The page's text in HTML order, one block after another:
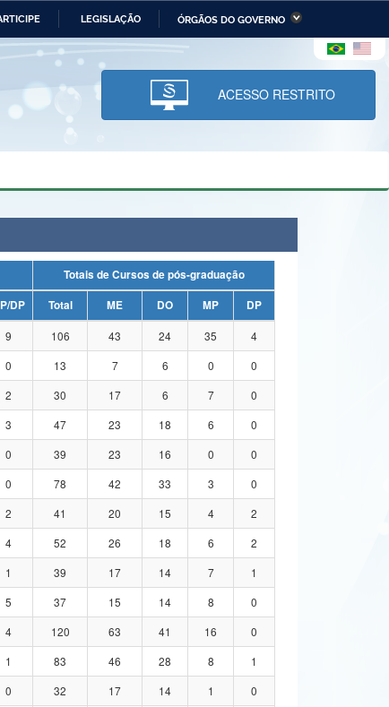
LEGISLAÇÃO ÓRGÃOS DO GOVERNO
da Economia Ministério da Infraestrutura
Ministério da Ciência,
Tecnologia, Inovações e
Comunicações
Humanos
ACESSO RESTRITO
Totais de Cursos de pós-graduação
DP Total ME DO MP
DP
9 106 43 24 35
4
0 13 7 6 0
0
2 30 17 6 7
0
3 47 23 18 6
0
0 39 23 16 0
0
0 78 42 33 3
0
2 41 20 15 4
2
4 52 26 18 6
2
1 39 17 14 7
1
5 37 15 14 8
0
4 120 63 41 16
0
1 83 46 28 8
1
0 32 17 14 1
0